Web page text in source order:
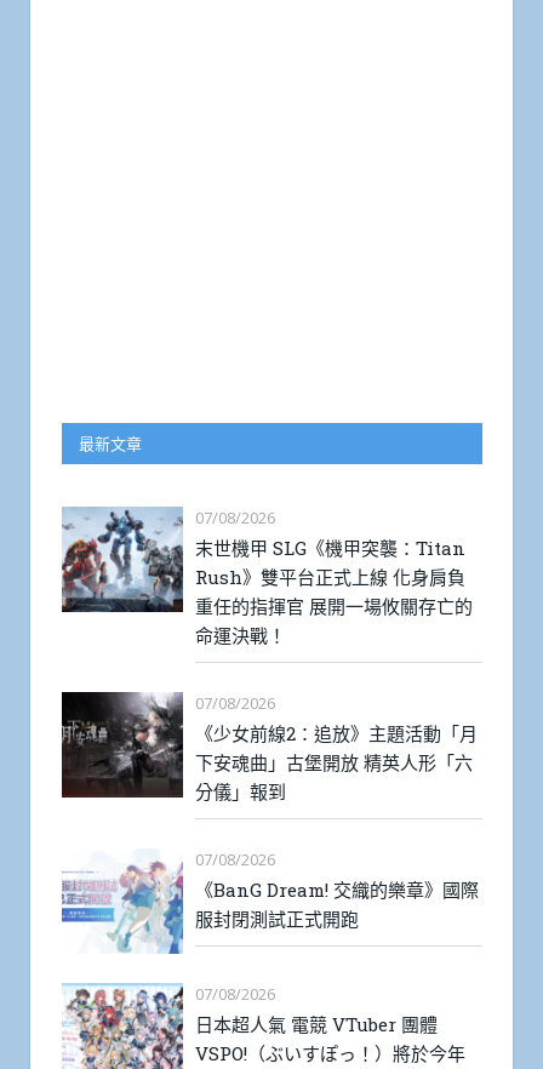
最新文章
07/08/2026
末世機甲 SLG《機甲突襲：Titan
Rush》雙平台正式上線 化身肩負
重任的指揮官 展開一場攸關存亡的
命運決戰！
07/08/2026
《少女前線2：追放》主題活動「月
下安魂曲」古堡開放 精英人形「六
分儀」報到
07/08/2026
《BanG Dream! 交織的樂章》國際
服封閉測試正式開跑
07/08/2026
日本超人氣 電競 VTuber 團體
VSPO!（ぶいすぽっ！）將於今年